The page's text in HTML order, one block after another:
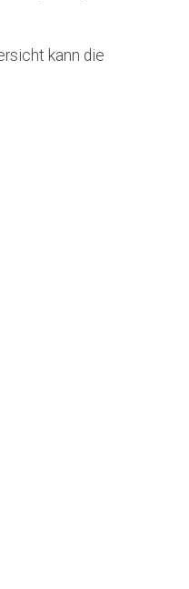
kann die